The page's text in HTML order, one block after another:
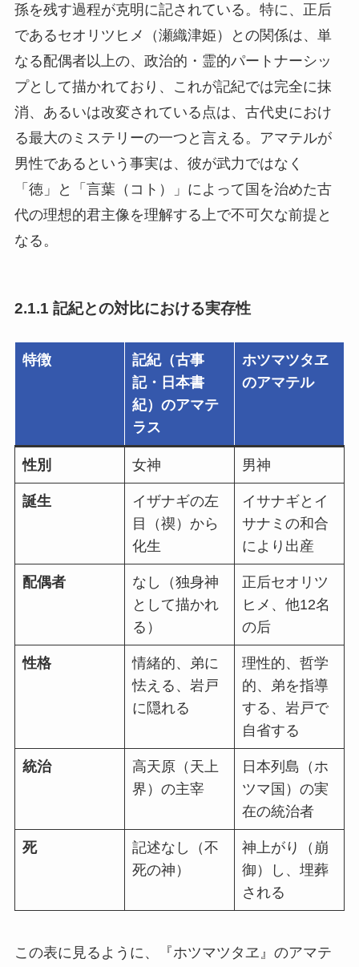
孫を残す過程が克明に記されている。特に、正后
であるセオリツヒメ（瀬織津姫）との関係は、単
なる配偶者以上の、政治的・霊的パートナーシッ
プとして描かれており、これが記紀では完全に抹
消、あるいは改変されている点は、古代史におけ
る最大のミステリーの一つと言える。アマテルが
男性であるという事実は、彼が武力ではなく
「徳」と「言葉（コト）」によって国を治めた古
代の理想的君主像を理解する上で不可欠な前提と
なる。
2.1.1 記紀との対比における実存性
特徴
記紀（古事
記・日本書
紀）のアマテ
ラス
ホツマツタヱ
のアマテル
性別 女神 男神
誕生
イザナギの左
目（禊）から
化生
イサナギとイ
サナミの和合
により出産
配偶者
なし（独身神
として描かれ
る）
正后セオリツ
ヒメ、他12名
の后
性格
情緒的、弟に
怯える、岩戸
に隠れる
理性的、哲学
的、弟を指導
する、岩戸で
自省する
統治
高天原（天上
界）の主宰
日本列島（ホ
ツマ国）の実
在の統治者
死
記述なし（不
死の神）
神上がり（崩
御）し、埋葬
される
この表に見るように、『ホツマツタヱ』のアマテ